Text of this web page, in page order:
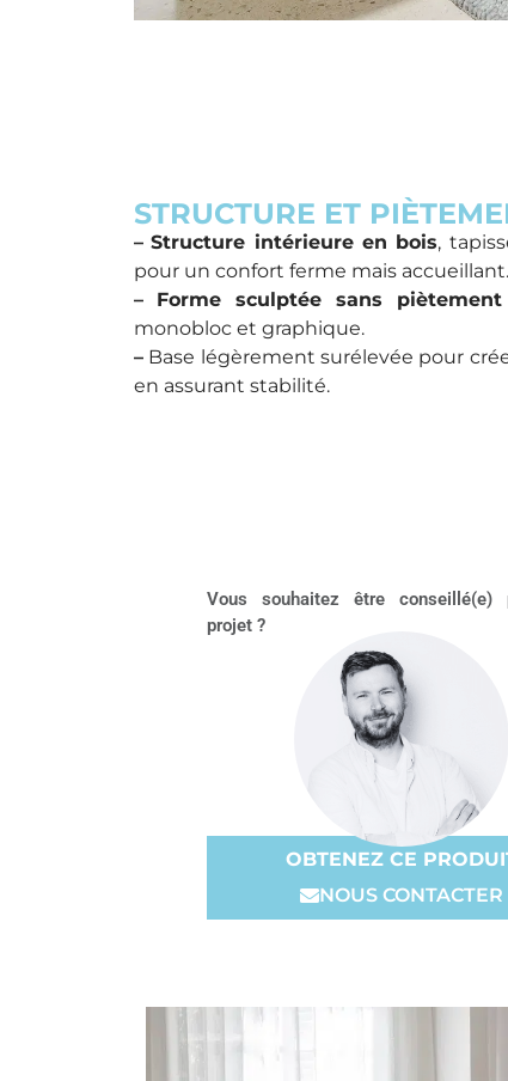
STRUCTURE ET
– Structure intérieure en bois,
pour un confort ferme mais accueillant.
–
Forme sculptée sans
monobloc et graphique.
– Base légèrement surélevée pour
en assurant stabilité.
Vous souhaitez être conseillé(e)
projet ?
OBTENEZ CE
NOUS CONTACTER